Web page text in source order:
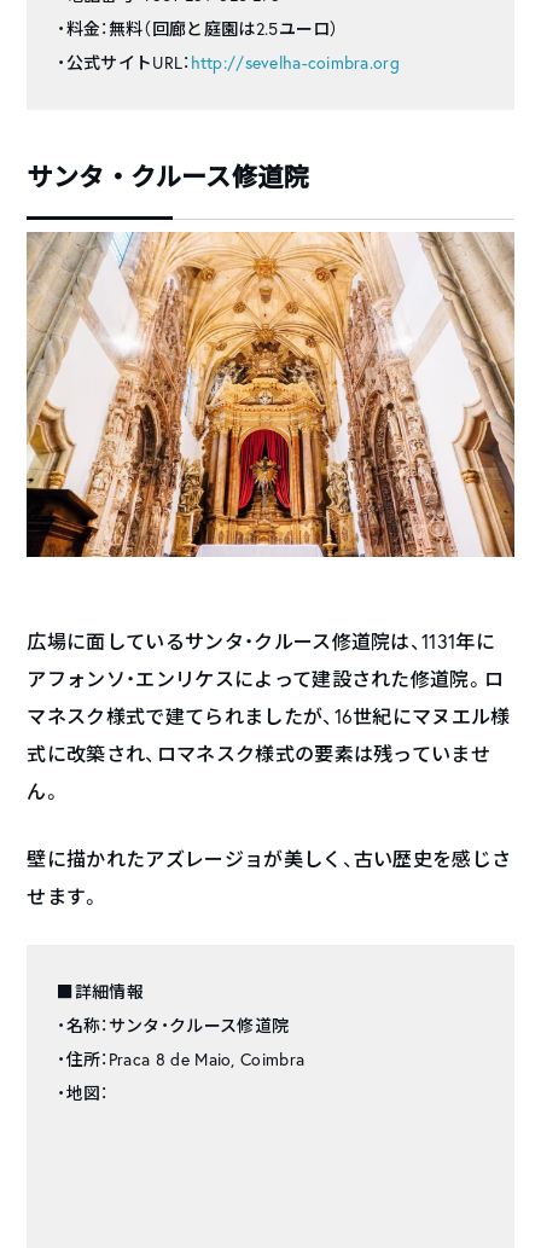
・料金：無料（回廊と庭園は2.5ユーロ）
・公式サイトURL： http://sevelha-coimbra.org
サンタ・クルース修道院
広場に面しているサンタ・クルース修道院は、1131年に
アフォンソ・エンリケスによって建設された修道院。ロ
マネスク様式で建てられましたが、16世紀にマヌエル様
式に改築され、ロマネスク様式の要素は残っていませ
ん。
壁に描かれたアズレージョが美しく、古い歴史を感じさ
せます。
■詳細情報
・名称：サンタ・クルース修道院
・住所：Praca 8 de Maio, Coimbra
・地図：